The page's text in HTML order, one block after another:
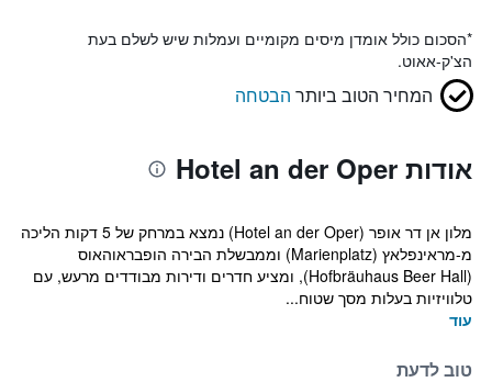
*הסכום כולל אומדן מיסים מקומיים ועמלות שיש לשלם בעת
הצ'ק-אאוט.
המחיר הטוב ביותר הבטחה
אודות Hotel an der Oper
מלון אן דר אופר (Hotel an der Oper) נמצא במרחק של 5 דקות הליכה
מ-מראינפלאץ (Marienplatz) וממבשלת הבירה הופבראוהאוס
(Hofbräuhaus Beer Hall), ומציע חדרים ודירות מבודדים מרעש, עם
טלוויזיות בעלות מסך שטוח...
עוד
טוב לדעת